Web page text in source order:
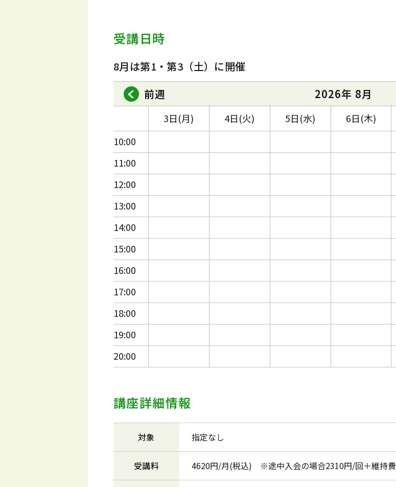
受講日時
8月は第1・第3（土）に開催
前週
2026年 8月
10:00
11:00
12:00
13:00
14:00
15:00
16:00
17:00
18:00
19:00
20:00
3日(月) 4日(火) 5日(水) 6日(木)
講座詳細情報
対象 指定なし
受講料 4620円/月(税込) ※途中入会の場合2310円/回＋維持費